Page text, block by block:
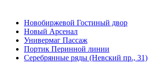
Новобиржевой Гостиный двор
Новый Арсенал
Универмаг Пассаж
Портик Перинной линии
Серебрянные ряды (Невский пр., 31)